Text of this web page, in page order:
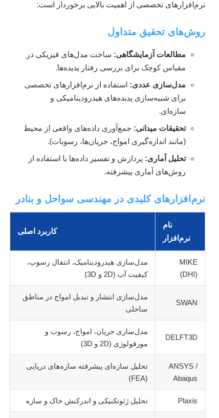
نرم‌افزارهای تخصصی از اهمیت بالایی برخوردار است:
روش‌های تحقیق متداول
مطالعات آزمایشگاهی: ساخت مدل‌های فیزیکی در
مقیاس کوچک برای بررسی رفتار پدیده‌ها.
مدل‌سازی عددی: استفاده از نرم‌افزارهای تخصصی
برای شبیه‌سازی پدیده‌های هیدرودینامیکی و
سازه‌ای.
تحقیقات میدانی: جمع‌آوری داده‌های واقعی از محیط
(مانند اندازه‌گیری امواج، جریان‌ها، رسوبات).
تحلیل آماری: پردازش و تفسیر داده‌ها با استفاده از
روش‌های آماری پیشرفته.
نرم‌افزارهای کلیدی در مهندسی سواحل و بنادر
نام
نرم‌افزار
کاربرد اصلی
MIKE
(DHI)
مدل‌سازی هیدرودینامیک، انتقال رسوب،
کیفیت آب (2D و 3D)
SWAN
مدل‌سازی انتشار و تبدیل امواج در مناطق
ساحلی
DELFT3D
مدل‌سازی جریان، امواج، رسوب و
مورفولوژی (2D و 3D)
ANSYS /
Abaqus
تحلیل سازه‌ای پیشرفته سازه‌های دریایی
(FEA)
Plaxis تحلیل ژئوتکنیکی و اندرکنش خاک و سازه